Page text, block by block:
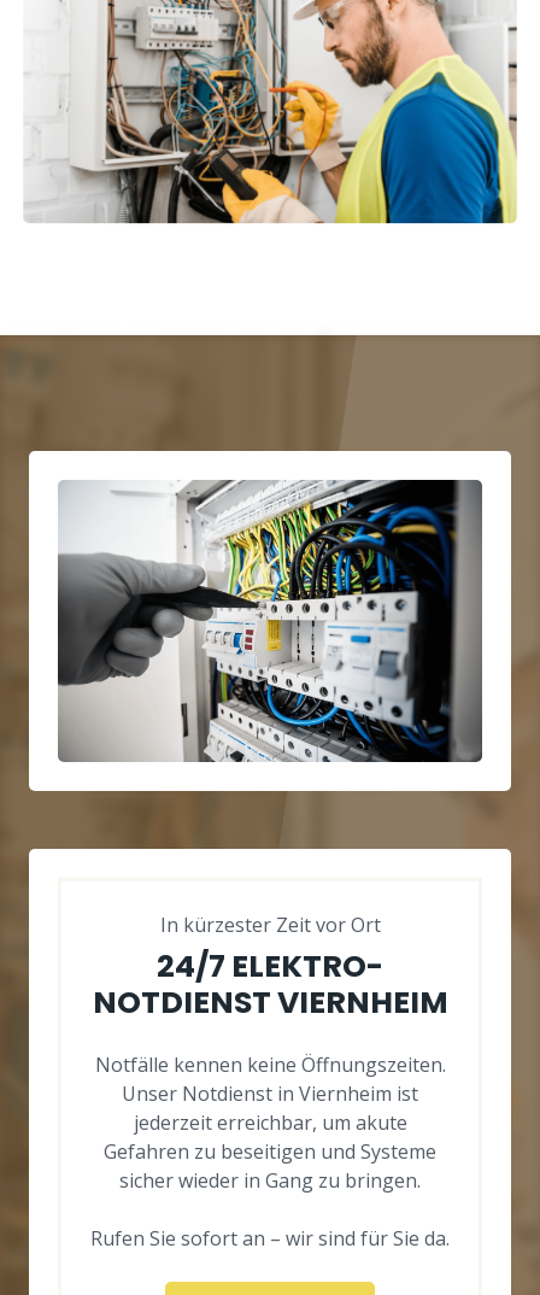
In kürzester Zeit vor Ort
24/7 ELEKTRO-
NOTDIENST VIERNHEIM
Notfälle kennen keine Öffnungszeiten.
Unser Notdienst in Viernheim ist
jederzeit erreichbar, um akute
Gefahren zu beseitigen und Systeme
sicher wieder in Gang zu bringen.
Rufen Sie sofort an – wir sind für Sie da.